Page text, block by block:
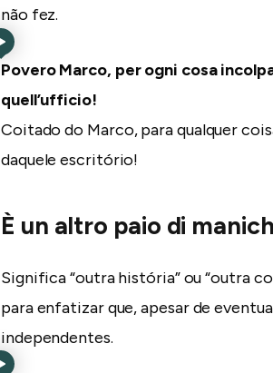
não fez.
Povero Marco, per ogni cosa
quell’ufficio!
Coitado do Marco, para qualquer
daquele escritório!
È un altro paio di
Significa “outra história” ou “outra
para enfatizar que, apesar de
independentes.